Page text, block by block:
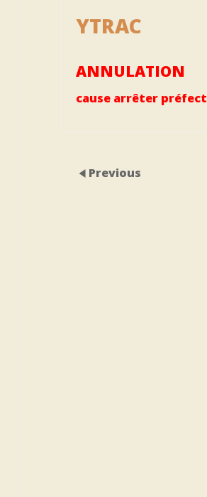
YTRAC
ANNULATION
cause arrêter
Previous